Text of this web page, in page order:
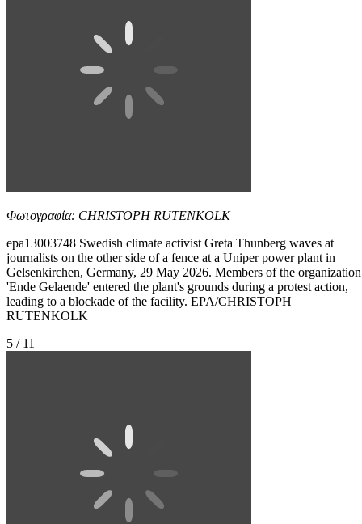
Φωτογραφία: CHRISTOPH RUTENKOLK
epa13003748 Swedish climate activist Greta Thunberg waves at
journalists on the other side of a fence at a Uniper power plant in
Gelsenkirchen, Germany, 29 May 2026. Members of the organization
'Ende Gelaende' entered the plant's grounds during a protest action,
leading to a blockade of the facility. EPA/CHRISTOPH
RUTENKOLK
5 / 11